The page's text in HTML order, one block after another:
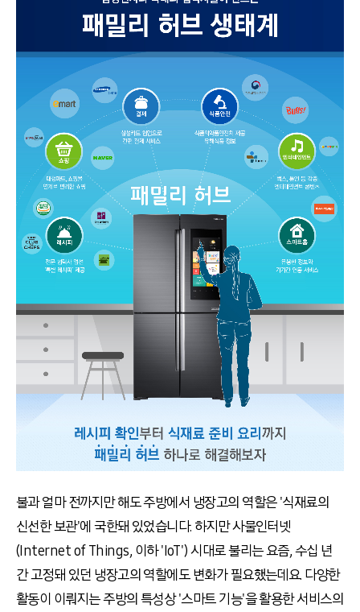
불과 얼마 전까지만 해도 주방에서 냉장고의 역할은 '식재료의
신선한 보관'에 국한돼 있었습니다. 하지만 사물인터넷
(Internet of Things, 이하 'IoT') 시대로 불리는 요즘, 수십 년
간 고정돼 있던 냉장고의 역할에도 변화가 필요했는데요. 다양한
활동이 이뤄지는 주방의 특성상 '스마트 기능'을 활용한 서비스의